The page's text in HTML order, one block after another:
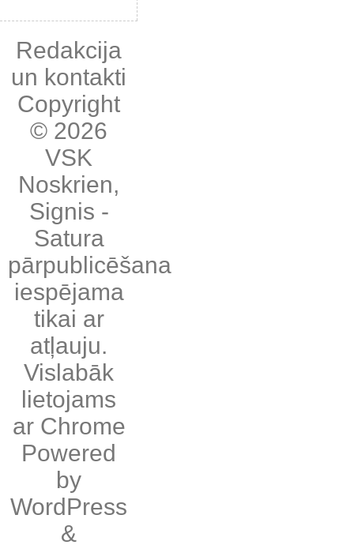
Redakcija
un kontakti
Copyright
© 2026
VSK
Noskrien,
Signis -
Satura
pārpublicēšana
iespējama
tikai ar
atļauju.
Vislabāk
lietojams
ar Chrome
Powered
by
WordPress
&